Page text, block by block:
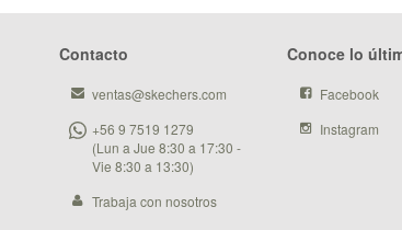
Contacto
ventas@skechers.com
+56 9 7519 1279
(Lun a Jue 8:30 a 17:30 -
Vie 8:30 a 13:30)
Trabaja con nosotros
Conoce lo
Facebook
Instagram